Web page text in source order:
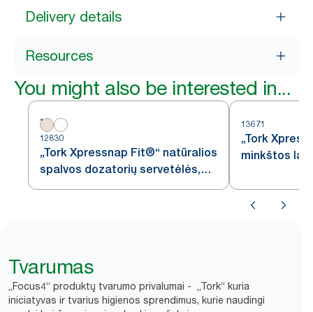
Delivery details
Resources
You might also be interested in...
12830
„Tork Xpressnap Fit®“ natūralios
spalvos dozatorių servetėlės,
N14
13671
„Tork
minkštos
Tvarumas
„Focus4“ produktų tvarumo privalumai - „Tork“ kuria
iniciatyvas ir tvarius higienos sprendimus, kurie naudingi